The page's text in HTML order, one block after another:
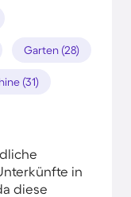
Garten (28)
(31)
in
diese